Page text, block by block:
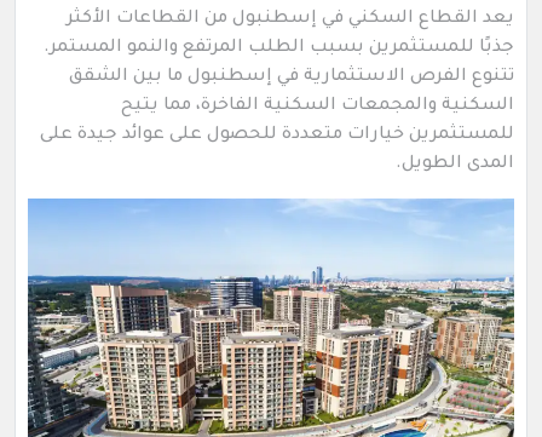
يعد القطاع السكني في إسطنبول من القطاعات الأكثر
جذبًا للمستثمرين بسبب الطلب المرتفع والنمو المستمر.
تتنوع الفرص الاستثمارية في إسطنبول ما بين الشقق
السكنية والمجمعات السكنية الفاخرة، مما يتيح
للمستثمرين خيارات متعددة للحصول على عوائد جيدة على
المدى الطويل.